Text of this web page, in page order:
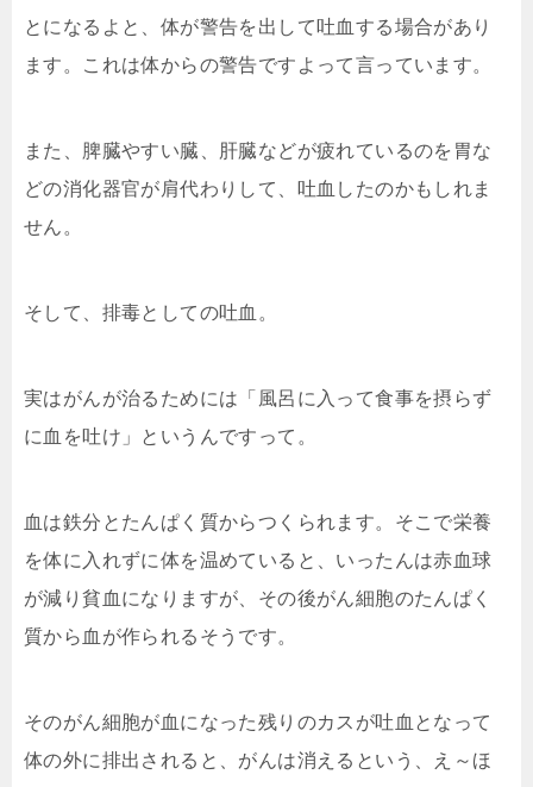
とになるよと、体が警告を出して吐血する場合があり
ます。これは体からの警告ですよって言っています。
また、脾臓やすい臓、肝臓などが疲れているのを胃な
どの消化器官が肩代わりして、吐血したのかもしれま
せん。
そして、排毒としての吐血。
実はがんが治るためには「風呂に入って食事を摂らず
に血を吐け」というんですって。
血は鉄分とたんぱく質からつくられます。そこで栄養
を体に入れずに体を温めていると、いったんは赤血球
が減り貧血になりますが、その後がん細胞のたんぱく
質から血が作られるそうです。
そのがん細胞が血になった残りのカスが吐血となって
体の外に排出されると、がんは消えるという、え～ほ